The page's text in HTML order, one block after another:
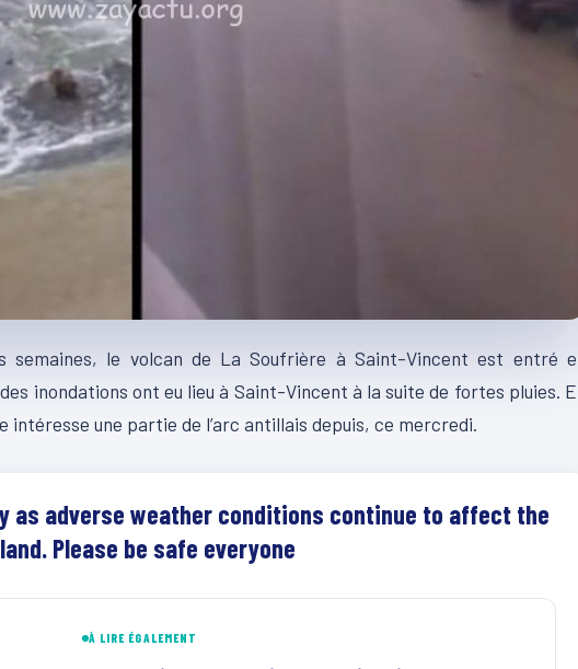
semaines, le volcan de La Soufrière à Saint-Vincent est entré
inondations ont eu lieu à Saint-Vincent à la suite de fortes pluies.
une partie de l’arc antillais depuis, ce mercredi.
as adverse weather conditions continue to affect the
Please be safe everyone
À LIRE ÉGALEMENT